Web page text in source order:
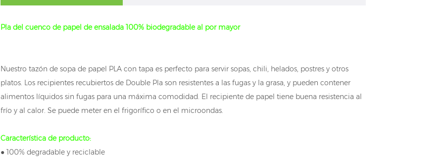
Pla del cuenco de papel de ensalada 100% biodegradable al por mayor
Nuestro tazón de sopa de papel PLA con tapa es perfecto para servir sopas, chili, helados, postres y otros
platos. Los recipientes recubiertos de Double Pla son resistentes a las fugas y la grasa, y pueden contener
alimentos líquidos sin fugas para una máxima comodidad. El recipiente de papel tiene buena resistencia al
frío y al calor. Se puede meter en el frigorífico o en el microondas.
Característica de producto:
● 100% degradable y reciclable